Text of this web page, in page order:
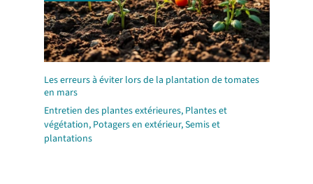
Les erreurs à éviter lors de la plantation de tomates
en mars
Entretien des plantes extérieures, Plantes et
végétation, Potagers en extérieur,Semis et
plantations